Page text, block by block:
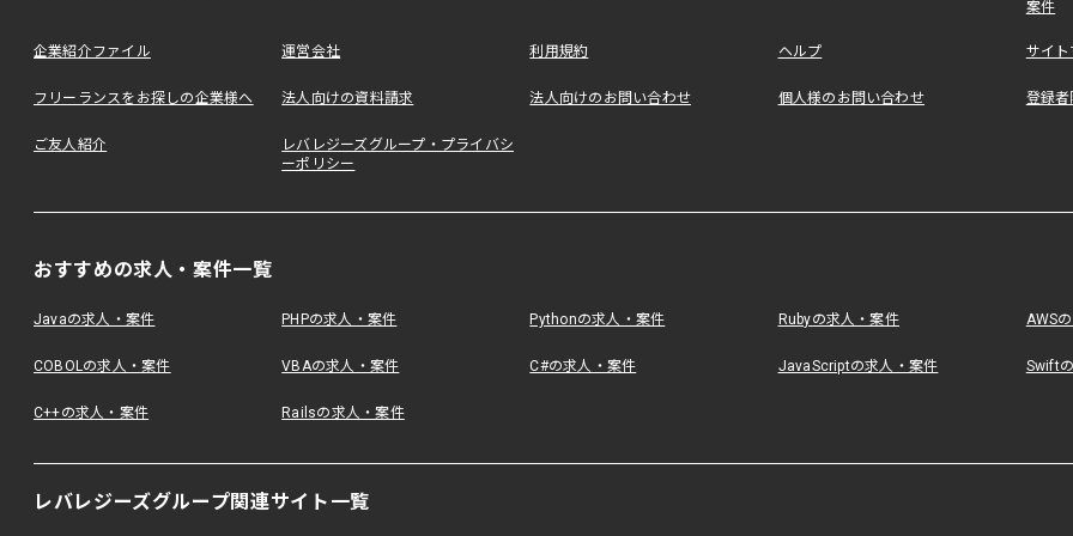
案件
企業紹介ファイル 運営会社 利用規約 ヘルプ サイ
フリーランスをお探しの企業様へ 法人向けの資料請求 法人向けのお問い合わせ 個人様のお問い合わせ 登録者
ご友人紹介
レバレジーズグループ・プライバシ
ーポリシー
おすすめの求人・案件一覧
Javaの求人・案件 PHPの求人・案件 Pythonの求人・案件 Rubyの求人・案件 AWS
COBOLの求人・案件 VBAの求人・案件 C#の求人・案件 JavaScriptの求人・案件 Swift
C++の求人・案件 Railsの求人・案件
レバレジーズグループ関連サイト一覧